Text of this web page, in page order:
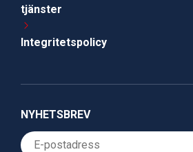
tjänster
Integritetspolicy
NYHETSBREV